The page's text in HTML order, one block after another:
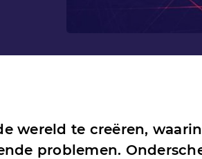
wereld te creëren,
problemen.